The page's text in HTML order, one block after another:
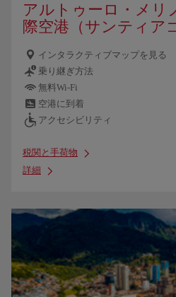
アルトゥーロ・メリ
際空港（サンティア
インタラクティブマップを見る
乗り継ぎ方法
無料Wi-Fi
空港に到着
アクセシビリティ
税関と手荷物
詳細